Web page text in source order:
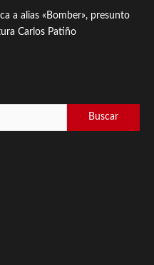
a alias «Bomber», presunto
Carlos Patiño